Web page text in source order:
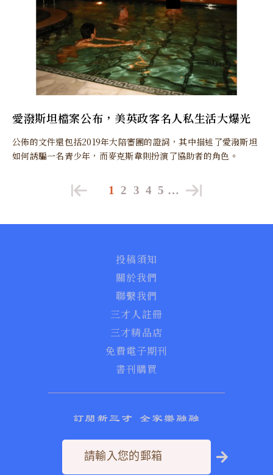
愛潑斯坦檔案公布，美英政客名人私生活大爆光
公佈的文件還包括2019年大陪審團的證詞，其中描述了愛潑斯坦
如何誘騙一名青少年，而麥克斯韋則扮演了協助者的角色。
1 2 3 4 5 …
投稿須知
關於我們
聯繫我們
三才人註冊
三才精品店
免費電子期刊
書刊購買
訂閱新三才 全家樂融融